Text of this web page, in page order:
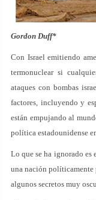
Gordon Duff*
Con Israel emitiendo
termonuclear si
ataques con bombas
factores, incluyendo y
están empujando al
política estadounidense
Lo que se ha ignorado es
una nación políticamente
algunos secretos muy